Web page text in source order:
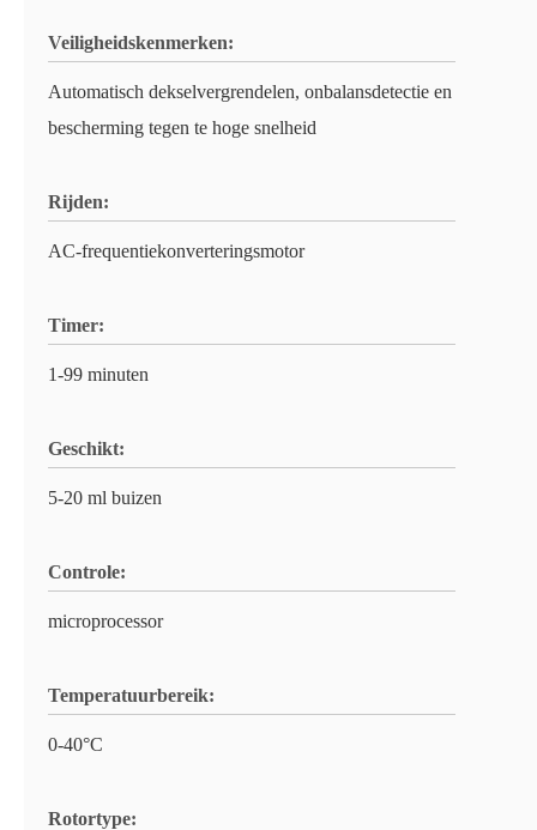
Veiligheidskenmerken:
Automatisch dekselvergrendelen, onbalansdetectie en
bescherming tegen te hoge snelheid
Rijden:
AC-frequentiekonverteringsmotor
Timer:
1-99 minuten
Geschikt:
5-20 ml buizen
Controle:
microprocessor
Temperatuurbereik:
0-40°C
Rotortype: